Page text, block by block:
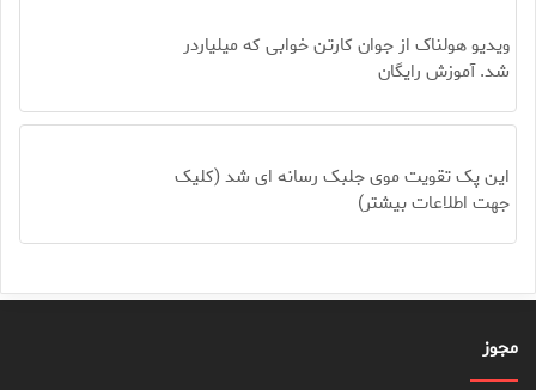
ویدیو هولناک از جوان کارتن خوابی که میلیاردر
شد. آموزش رایگان
این پک تقویت موی جلبک رسانه ای شد (کلیک
جهت اطلاعات بیشتر)
مجوز